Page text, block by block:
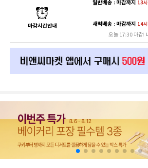
마감시간안내
일반배송 : 마감까지 13
새벽배송 : 마감까지 14
오늘 17:30 마감!